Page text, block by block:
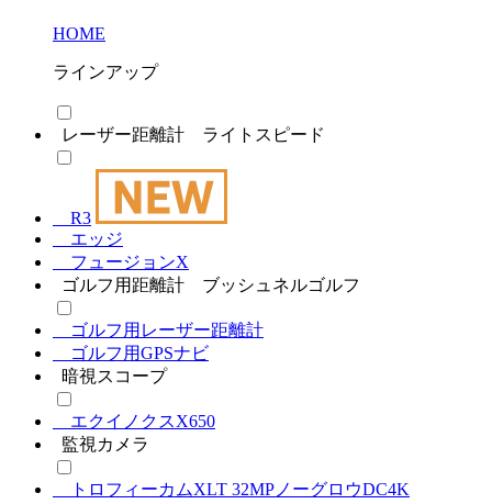
HOME
ラインアップ
レーザー距離計 ライトスピード
R3
エッジ
フュージョンX
ゴルフ用距離計 ブッシュネルゴルフ
ゴルフ用レーザー距離計
ゴルフ用GPSナビ
暗視スコープ
エクイノクスX650
監視カメラ
トロフィーカムXLT 32MPノーグロウDC4K